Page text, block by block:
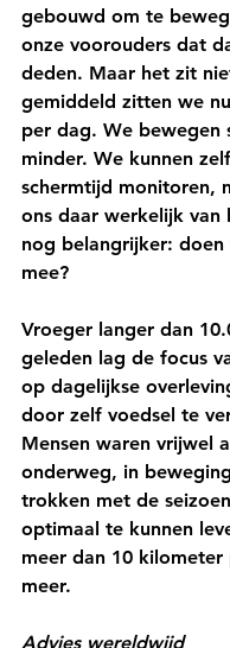
gebouwd om te
onze voorouders dat
deden. Maar het zit
gemiddeld zitten we
per dag. We bewegen
minder. We kunnen
schermtijd monitoren,
ons daar werkelijk van
nog belangrijker: doen
mee?
Vroeger langer dan
geleden lag de focus
op dagelijkse
door zelf voedsel te
Mensen waren vrijwel
onderweg, in
trokken met de
optimaal te kunnen
meer dan 10 kilometer
meer.
Advies wereldwijd